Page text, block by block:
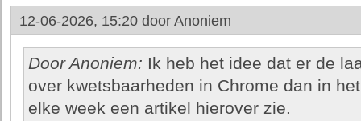
12-06-2026, 15:20 door Anoniem
Door Anoniem: Ik heb het idee dat er de
over kwetsbaarheden in Chrome dan in
elke week een artikel hierover zie.